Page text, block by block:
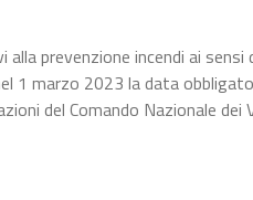
prevenzione incendi ai sensi
1 marzo 2023 la data
del Comando Nazionale dei